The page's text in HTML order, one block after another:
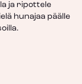
ja ripottele
hunajaa päälle